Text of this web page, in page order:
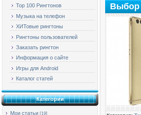
Top 100 Рингтонов
Музыка на телефон
ХИТовые рингтоны
Рингтоны пользователей
Заказать рингтон
Информация о сайте
Игры для Android
Каталог статей
Категории
Мои статьи [19]
Выбор